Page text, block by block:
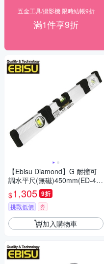
五金工具/攝影機 限時結帳9折
滿1件享9折
【Ebisu Diamond】G 耐撞可
調水平尺(無磁)450mm(ED-45
GAN-18 )
$1,305 9折
挑戰低價 券
加入購物車